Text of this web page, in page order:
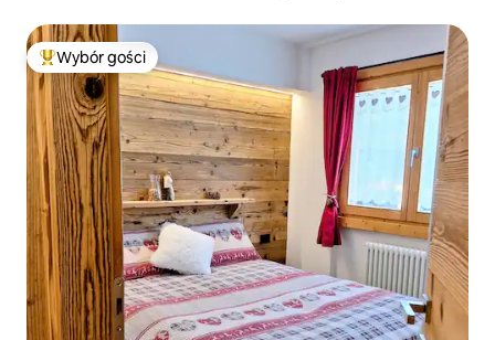
Najpopularniejsze z kategorii Wybór gości
Wybór gości